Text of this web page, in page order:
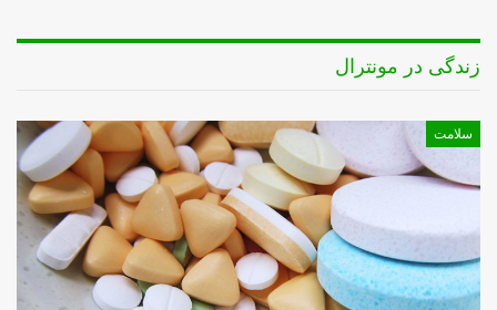
زندگی در مونترال
سلامت